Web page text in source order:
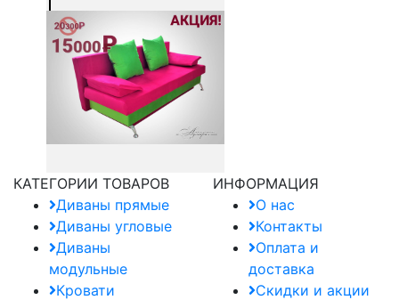
КАТЕГОРИИ ТОВАРОВ
Диваны прямые
Диваны угловые
Диваны
модульные
Кровати
ИНФОРМАЦИЯ
О нас
Контакты
Оплата и
доставка
Скидки и акции